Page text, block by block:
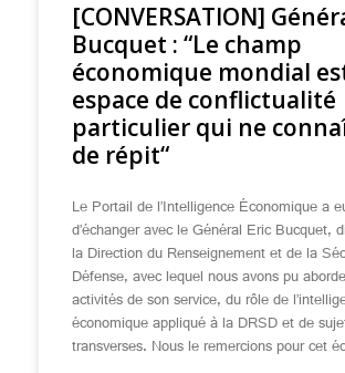
[CONVERSATION]
Bucquet : “Le champ
économique mondial
espace de conflictualité
particulier qui ne
de répit“
Le Portail de l’Intelligence Économique a
d’échanger avec le Général Eric Bucquet,
la Direction du Renseignement et de la
Défense, avec lequel nous avons pu
activités de son service, du rôle de
économique appliqué à la DRSD et de
transverses. Nous le remercions pour cet